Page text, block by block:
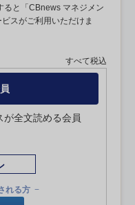
ると「CBnews マネジメン
スがご利用いただけま
すべて税込
全文読める会員
れる方